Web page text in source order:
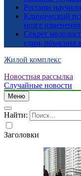
Россиян
Клинический
мозге
Секрет
едим, объяснил
Жилой комплекс
Новостная рассылка
Случайные новости
Меню
Найти:
Заголовки